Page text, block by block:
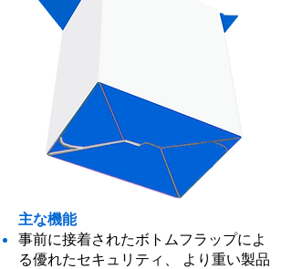
主な機能
事前に接着されたボトムフラップによ
る優れたセキュリティ、
より重い製品